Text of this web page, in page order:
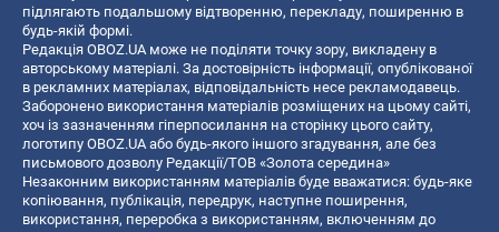
підлягають подальшому відтворенню, перекладу, поширенню в
будь-якій формі.
Редакція OBOZ.UA може не поділяти точку зору, викладену в
авторському матеріалі. За достовірність інформації, опублікованої
в рекламних матеріалах, відповідальність несе рекламодавець.
Заборонено використання матеріалів розміщених на цьому сайті,
хоч із зазначенням гіперпосилання на сторінку цього сайту,
логотипу OBOZ.UA або будь-якого іншого згадування, але без
письмового дозволу Редакції/ТОВ «Золота середина»
Незаконним використанням матеріалів буде вважатися: будь-яке
копiювання, публiкацiя, передрук, наступне поширення,
використання, переробка з використанням, включенням до